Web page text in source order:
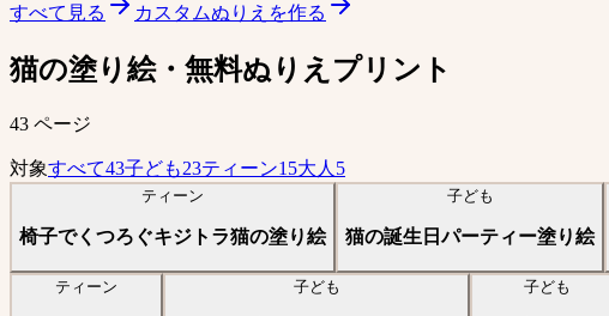
すべて見る カスタムぬりえを作る
猫の塗り絵・無料ぬりえプリント
43 ページ
対象すべて43子ども23ティーン15大人 5
ティーン
椅子でくつろぐキジトラ猫の塗り絵
子ども
猫の誕生日パーティー塗り絵
ティーン 子ども 子ども